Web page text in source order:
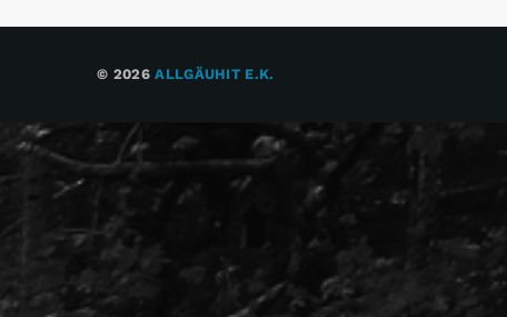
© 2026ALLGÄUHIT E.K.